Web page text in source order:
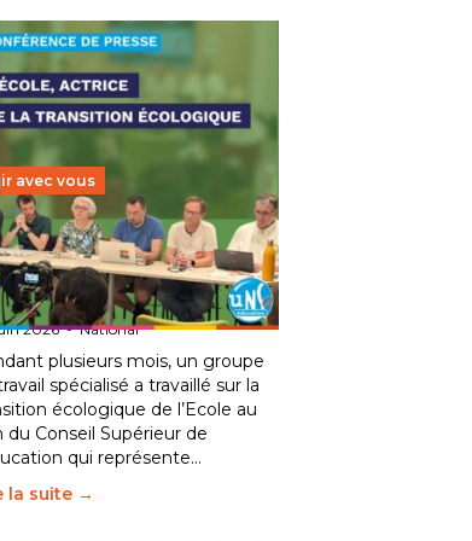
avec vous
écologique de
: l’UNSA Éducation
bouger les lignes
2026-National
plusieurs mois, un groupe
spécialisé a travaillé sur la
écologique de l’Ecole au
du Conseil Supérieur de
qui représente…
la suite →